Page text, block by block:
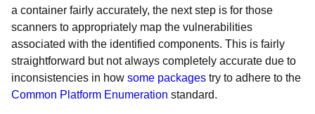
a container fairly accurately, the next step is for those
scanners to appropriately map the vulnerabilities
associated with the identified components. This is fairly
straightforward but not always completely accurate due to
inconsistencies in how some packages try to adhere to the
Common Platform Enumeration standard.